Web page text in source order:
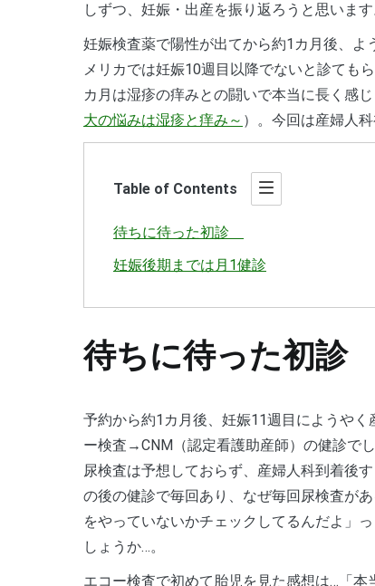
しずつ、妊娠・出産を振り返ろうと思います
妊娠検査薬で陽性が出てから約1カ月後、ようやく産婦人科へ。本当はすぐに受診したかったのですが、ア
メリカでは妊娠10週目以降でないと診ても
カ月は湿疹の痒みとの闘いで本当に長く感
大の悩みは湿疹と痒み～ ）。今回は産婦人
Table of Contents
待ちに待った初診
妊娠後期までは月1健診
待ちに待った初診
予約から約1カ月後、妊娠11週目にようやく産婦人科初診へ。受付を済ませると、身体計測→尿検査→エコ
ー検査→CNM（認定看護助産師）の健診でし
尿検査は予想しておらず、産婦人科到着後
の後の健診で毎回あり、なぜ毎回尿検査が
をやっていないかチェックしてるんだよ」
しょうか…。
エコー検査で初めて胎児を見た感想は…「本当にいる！」検査薬で陽性と出てつわりの症状はあるものの、